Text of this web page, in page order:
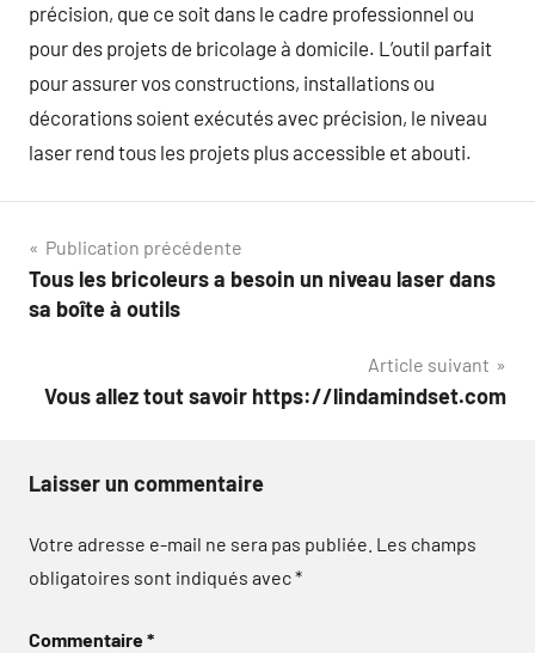
précision, que ce soit dans le cadre professionnel ou
pour des projets de bricolage à domicile. L’outil parfait
pour assurer vos constructions, installations ou
décorations soient exécutés avec précision, le niveau
laser rend tous les projets plus accessible et abouti.
Navigation
de
Publication précédente
Tous les bricoleurs a besoin un niveau laser dans
sa boîte à outils
Article suivant
Vous allez tout savoir https://lindamindset.com
Laisser un commentaire
Votre adresse e-mail ne sera pas publiée. Les champs
obligatoires sont indiqués avec*
Commentaire*